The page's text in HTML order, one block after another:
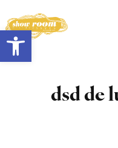
Abrir barra de herramientas
dsd de